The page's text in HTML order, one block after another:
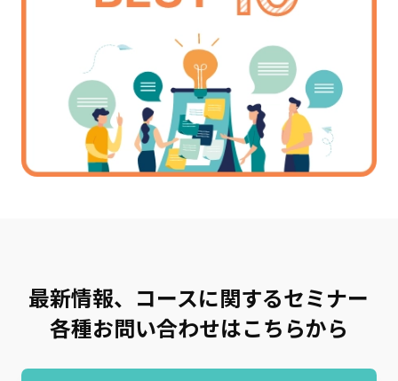
最新情報、コースに関するセミナー
各種お問い合わせはこちらから